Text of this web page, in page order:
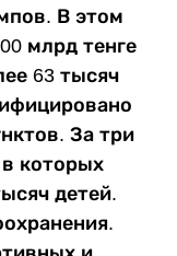
В этом
млрд тенге
63 тысяч
За три
которых
детей.